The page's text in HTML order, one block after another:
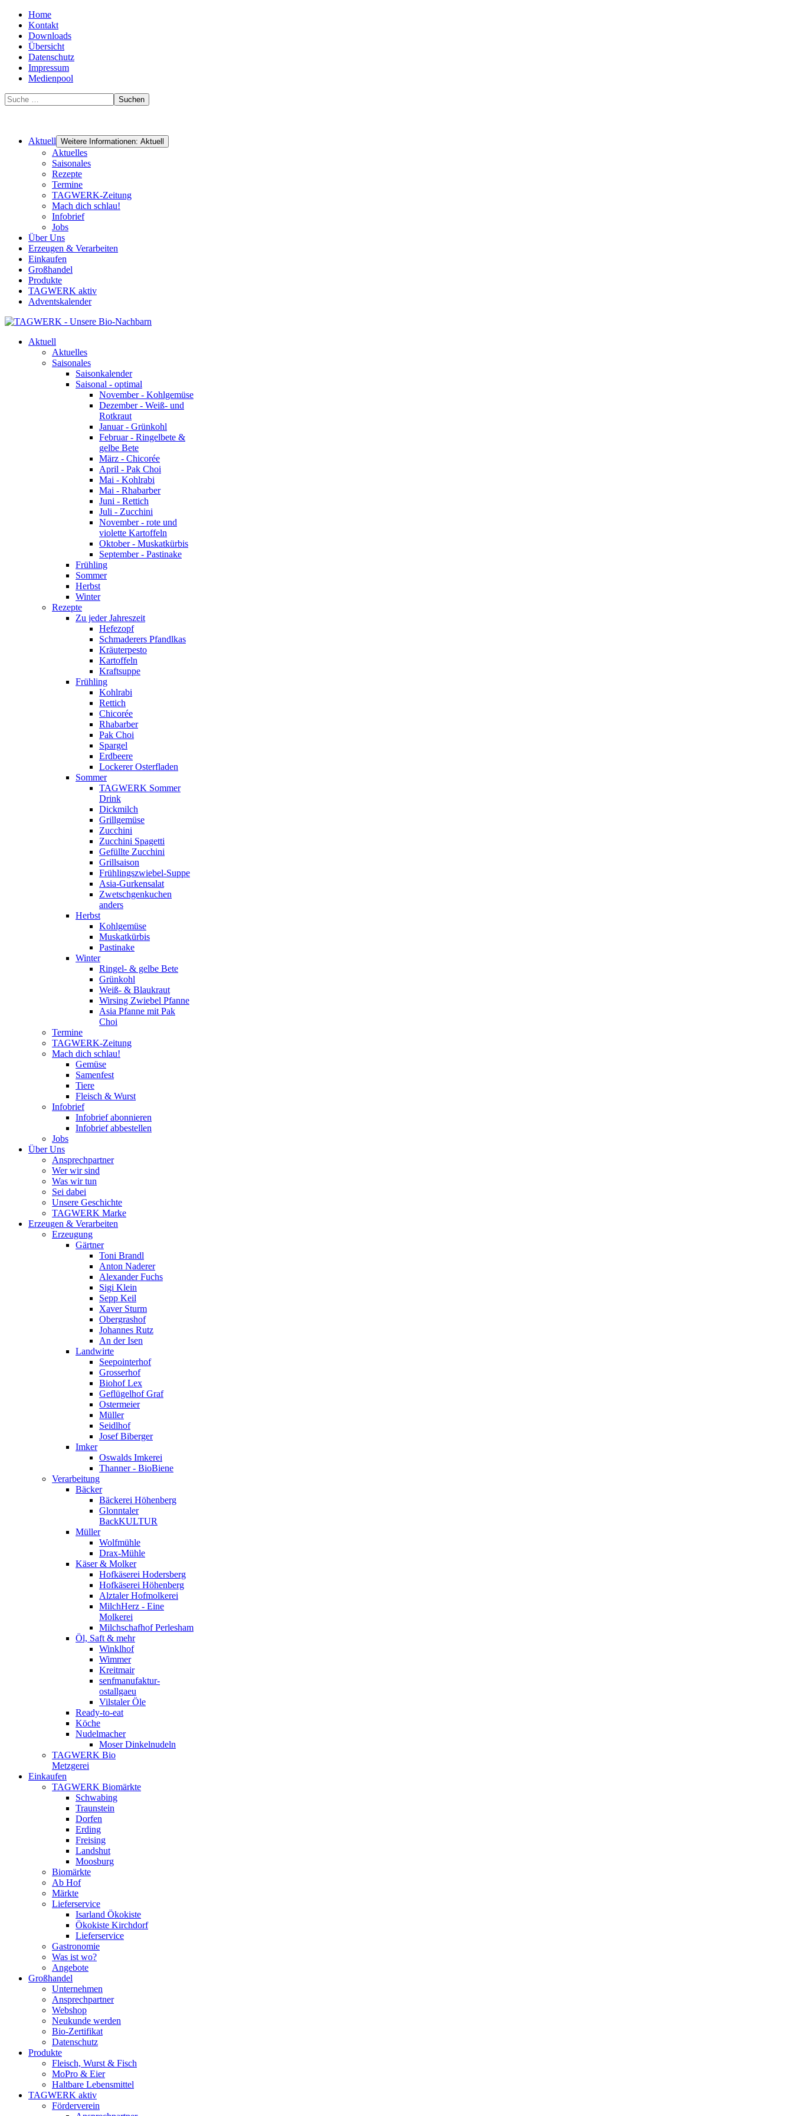
Home
Kontakt
Downloads
Übersicht
Datenschutz
Impressum
Medienpool
Suchen
Aktuell Weitere Informationen: Aktuell
Aktuelles
Saisonales
Rezepte
Termine
TAGWERK-Zeitung
Mach dich schlau!
Infobrief
Jobs
Über Uns
Erzeugen & Verarbeiten
Einkaufen
Großhandel
Produkte
TAGWERK aktiv
Adventskalender
Aktuell
Aktuelles
Saisonales
Saisonkalender
Saisonal - optimal
November - Kohlgemüse
Dezember - Weiß- und
Rotkraut
Januar - Grünkohl
Februar - Ringelbete &
gelbe Bete
März - Chicorée
April - Pak Choi
Mai - Kohlrabi
Mai - Rhabarber
Juni - Rettich
Juli - Zucchini
November - rote und
violette Kartoffeln
Oktober - Muskatkürbis
September - Pastinake
Frühling
Sommer
Herbst
Winter
Rezepte
Zu jeder Jahreszeit
Hefezopf
Schmaderers Pfandlkas
Kräuterpesto
Kartoffeln
Kraftsuppe
Frühling
Kohlrabi
Rettich
Chicorée
Rhabarber
Pak Choi
Spargel
Erdbeere
Lockerer Osterfladen
Sommer
TAGWERK Sommer
Drink
Dickmilch
Grillgemüse
Zucchini
Zucchini Spagetti
Gefüllte Zucchini
Grillsaison
Frühlingszwiebel-Suppe
Asia-Gurkensalat
Zwetschgenkuchen
anders
Herbst
Kohlgemüse
Muskatkürbis
Pastinake
Winter
Ringel- & gelbe Bete
Grünkohl
Weiß- & Blaukraut
Wirsing Zwiebel Pfanne
Asia Pfanne mit Pak
Choi
Termine
TAGWERK-Zeitung
Mach dich schlau!
Gemüse
Samenfest
Tiere
Fleisch & Wurst
Infobrief
Infobrief abonnieren
Infobrief abbestellen
Jobs
Über Uns
Ansprechpartner
Wer wir sind
Was wir tun
Sei dabei
Unsere Geschichte
TAGWERK Marke
Erzeugen & Verarbeiten
Erzeugung
Gärtner
Toni Brandl
Anton Naderer
Alexander Fuchs
Sigi Klein
Sepp Keil
Xaver Sturm
Obergrashof
Johannes Rutz
An der Isen
Landwirte
Seepointerhof
Grosserhof
Biohof Lex
Geflügelhof Graf
Ostermeier
Müller
Seidlhof
Josef Biberger
Imker
Oswalds Imkerei
Thanner - BioBiene
Verarbeitung
Bäcker
Bäckerei Höhenberg
Glonntaler
BackKULTUR
Müller
Wolfmühle
Drax-Mühle
Käser & Molker
Hofkäserei Hodersberg
Hofkäserei Höhenberg
Alztaler Hofmolkerei
MilchHerz - Eine
Molkerei
Milchschafhof Perlesham
Öl, Saft & mehr
Winklhof
Wimmer
Kreitmair
senfmanufaktur-
ostallgaeu
Vilstaler Öle
Ready-to-eat
Köche
Nudelmacher
Moser Dinkelnudeln
TAGWERK Bio
Metzgerei
Einkaufen
TAGWERK Biomärkte
Schwabing
Traunstein
Dorfen
Erding
Freising
Landshut
Moosburg
Biomärkte
Ab Hof
Märkte
Lieferservice
Isarland Ökokiste
Ökokiste Kirchdorf
Lieferservice
Gastronomie
Was ist wo?
Angebote
Großhandel
Unternehmen
Ansprechpartner
Webshop
Neukunde werden
Bio-Zertifikat
Datenschutz
Produkte
Fleisch, Wurst & Fisch
MoPro & Eier
Haltbare Lebensmittel
TAGWERK aktiv
Förderverein